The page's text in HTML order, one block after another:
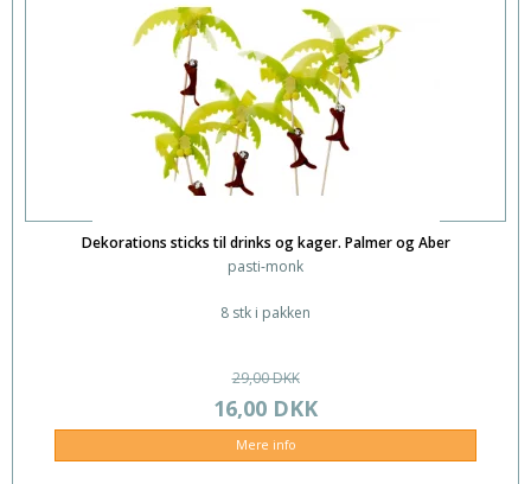
Dekorations sticks til drinks og kager. Palmer og Aber
pasti-monk
8 stk i pakken
29,00 DKK
16,00 DKK
Mere info